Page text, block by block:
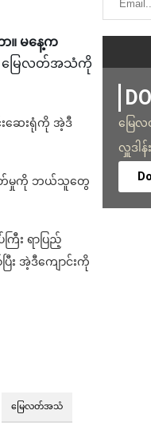
။ မနေ့က
မြေလတ်အသံကို
းဆေးရုံကို အဲ့ဒီ
စ်ခတ်မှုကို ဘယ်သူတွေ
ြီး ရာပြည့်
း အဲ့ဒီကျောင်းကို
မြေလတ်အသံ
မြေ
လှူဒါန်